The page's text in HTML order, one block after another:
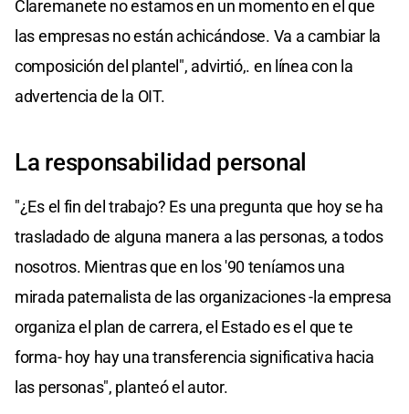
Claremanete no estamos en un momento en el que
las empresas no están achicándose. Va a cambiar la
composición del plantel", advirtió,. en línea con la
advertencia de la OIT.
La responsabilidad personal
"¿Es el fin del trabajo? Es una pregunta que hoy se ha
trasladado de alguna manera a las personas, a todos
nosotros. Mientras que en los '90 teníamos una
mirada paternalista de las organizaciones -la empresa
organiza el plan de carrera, el Estado es el que te
forma- hoy hay una transferencia significativa hacia
las personas", planteó el autor.